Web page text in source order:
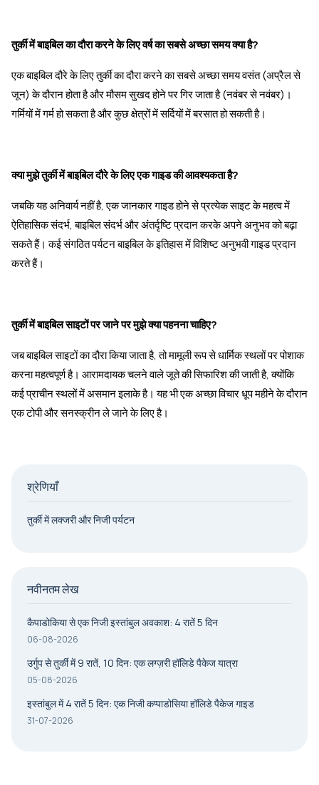
तुर्की में बाइबिल का दौरा करने के लिए वर्ष का सबसे अच्छा समय क्या है?
एक बाइबिल दौरे के लिए तुर्की का दौरा करने का सबसे अच्छा समय वसंत (अप्रैल से
जून) के दौरान होता है और मौसम सुखद होने पर गिर जाता है (नवंबर से नवंबर)।
गर्मियों में गर्म हो सकता है और कुछ क्षेत्रों में सर्दियों में बरसात हो सकती है।
क्या मुझे तुर्की में बाइबिल दौरे के लिए एक गाइड की आवश्यकता है?
जबकि यह अनिवार्य नहीं है, एक जानकार गाइड होने से प्रत्येक साइट के महत्व में
ऐतिहासिक संदर्भ, बाइबिल संदर्भ और अंतर्दृष्टि प्रदान करके अपने अनुभव को बढ़ा
सकते हैं। कई संगठित पर्यटन बाइबिल के इतिहास में विशिष्ट अनुभवी गाइड प्रदान
करते हैं।
तुर्की में बाइबिल साइटों पर जाने पर मुझे क्या पहनना चाहिए?
जब बाइबिल साइटों का दौरा किया जाता है, तो मामूली रूप से धार्मिक स्थलों पर पोशाक
करना महत्वपूर्ण है। आरामदायक चलने वाले जूते की सिफारिश की जाती है, क्योंकि
कई प्राचीन स्थलों में असमान इलाके है। यह भी एक अच्छा विचार धूप महीने के दौरान
एक टोपी और सनस्क्रीन ले जाने के लिए है।
श्रेणियाँ
तुर्की में लक्जरी और निजी पर्यटन
नवीनतम लेख
कैपाडोकिया से एक निजी इस्तांबुल अवकाश: 4 रातें 5 दिन
06-08-2026
उर्गुप से तुर्की में 9 रातें, 10 दिन: एक लग्ज़री हॉलिडे पैकेज यात्रा
05-08-2026
इस्तांबुल में 4 रातें 5 दिन: एक निजी कप्पाडोसिया हॉलिडे पैकेज गाइड
31-07-2026